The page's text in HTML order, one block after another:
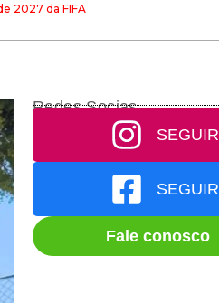
2027 da FIFA
Redes Socias
SEGUIR
SEGUIR
Fale conosco